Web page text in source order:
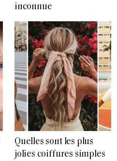
inconnue
Quelles sont les plus
jolies coiffures simples